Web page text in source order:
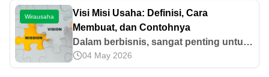
Wirausaha
Visi Misi Usaha: Definisi, Cara
Membuat, dan Contohnya
Dalam berbisnis, sangat penting untuk
memiliki visi misi usaha. Lantas,
bagaimana cara membuat dan
04 May 2026